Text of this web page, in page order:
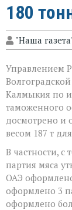
180
"Наша
Управлением
Калмыкия по
таможенного
досмотрено и
весом 187 т
В частности,
партия мяса
ОАЭ
оформлено 3
оформлено